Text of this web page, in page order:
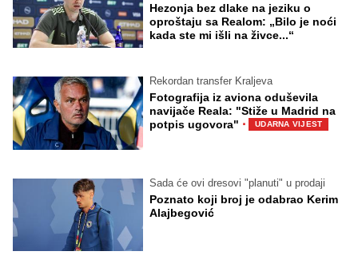
Hezonja bez dlake na jeziku o
oproštaju sa Realom: „Bilo je noći
kada ste mi išli na živce...“
Rekordan transfer Kraljeva
Fotografija iz aviona oduševila
navijače Reala: "Stiže u Madrid na
potpis ugovora" · UDARNA VIJEST
Sada će ovi dresovi "planuti" u prodaji
Poznato koji broj je odabrao Kerim
Alajbegović